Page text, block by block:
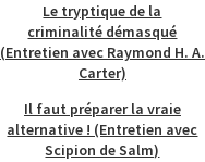
Le tryptique de la
criminalité démasqué
(Entretien avec Raymond H. A.
Carter)
Il faut préparer la vraie
alternative ! (Entretien avec
Scipion de Salm)